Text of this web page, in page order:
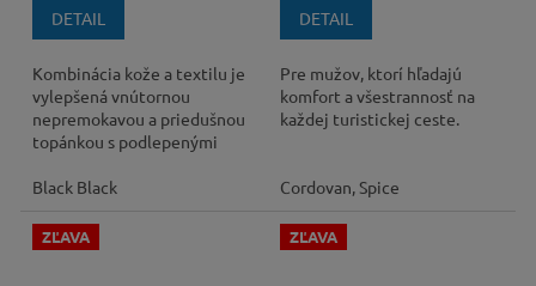
DETAIL
Kombinácia kože a textilu je
vylepšená vnútornou
nepremokavou a priedušnou
topánkou s podlepenými
Black Black
DETAIL
Pre mužov, ktorí hľadajú
komfort a všestrannosť na
každej turistickej ceste.
Cordovan, Spice
ZĽAVA ZĽAVA